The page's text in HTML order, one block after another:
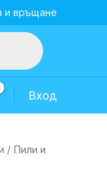
и връщане
Вход
/ Пили и